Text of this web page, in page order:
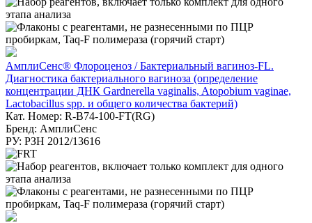
АмплиСенс® Флороценоз / Бактериальный вагиноз-FL.
Диагностика бактериального вагиноза (определение
концентрации ДНК Gardnerella vaginalis, Atopobium vaginae,
Lactobacillus spp. и общего количества бактерий)
Кат. Номер: R-B74-100-FT(RG)
Бренд: АмплиСенс
РУ: РЗН 2012/13616